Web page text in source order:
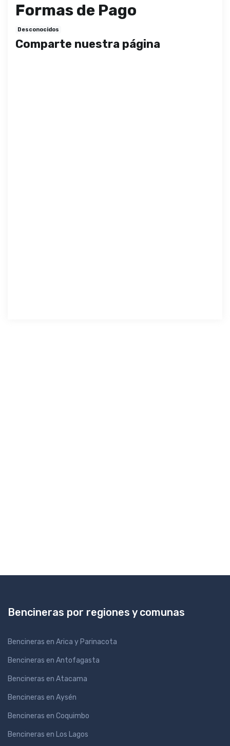
Formas de Pago
Desconocidos
Comparte nuestra página
Bencineras por regiones y comunas
Bencineras en Arica y Parinacota
Bencineras en Antofagasta
Bencineras en Atacama
Bencineras en Aysén
Bencineras en Coquimbo
Bencineras en Los Lagos